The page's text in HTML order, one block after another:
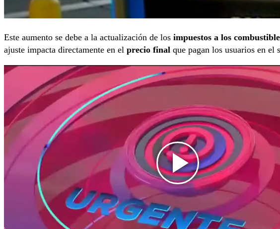
Este aumento se debe a la actualización de los impuestos a los
ajuste impacta directamente en el precio final que pagan los usuarios en el